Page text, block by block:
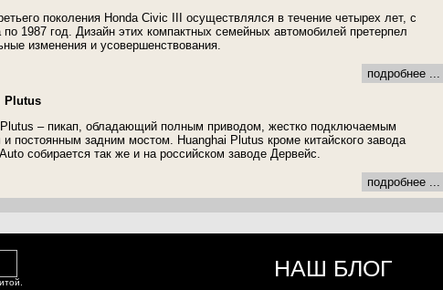
поколения Honda Civic III осуществлялся в течение четырех лет, с
по 1987 год. Дизайн этих компактных семейных автомобилей претерпел
изменения и усовершенствования.
подробнее ...
Plutus
Plutus – пикап, обладающий полным приводом, жестко подключаемым
и постоянным задним мостом. Huanghai Plutus кроме китайского завода
собирается так же и на российском заводе Дервейс.
подробнее ...
НАШ БЛОГ